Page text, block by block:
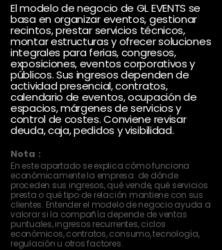
El modelo de negocio de GL EVENTS se
basa en organizar eventos, gestionar
recintos, prestar servicios técnicos,
montar estructuras y ofrecer soluciones
integrales para ferias, congresos,
exposiciones, eventos corporativos y
públicos. Sus ingresos dependen de
actividad presencial, contratos,
calendario de eventos, ocupación de
espacios, márgenes de servicios y
control de costes. Conviene revisar
deuda, caja, pedidos y visibilidad.
Nota :
En este apartado se explica cómo funciona
económicamente la empresa: de dónde
proceden sus ingresos, qué vende, qué servicios
presta o qué tipo de relación mantiene con sus
clientes. Entender el modelo de negocio ayuda a
valorar si la compañía depende de ventas
puntuales, ingresos recurrentes, ciclos
económicos, contratos, consumo, tecnología,
regulación u otros factores.